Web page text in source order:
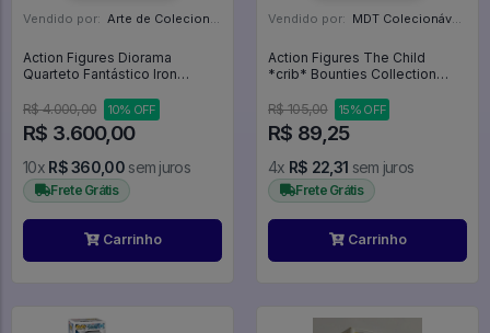
Vendido por: Arte de Colecionar - RJ
Action Figures Diorama
Quarteto Fantástico Iron
Quarteto Fantástico
R$ 4.000,00 10% OFF
R$ 3.600,00
10x R$ 360,00sem juros
Frete Grátis
Carrinho
Vendido por: MDT Colecionáveis - DF
Action Figures The Child
*crib* Bounties Collection
Mandalorian
R$ 105,00 15% OFF
R$ 89,25
4x R$ 22,31 sem juros
Frete Grátis
Carrinho